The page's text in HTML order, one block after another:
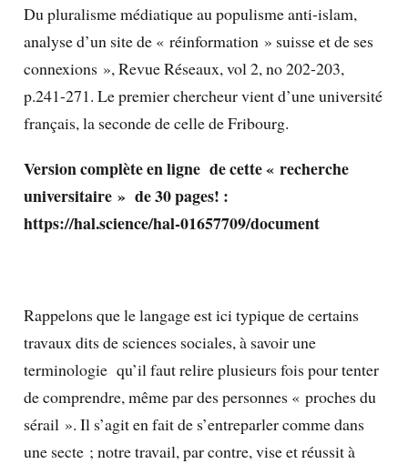
Du pluralisme médiatique au populisme anti-islam,
analyse d’un site de « réinformation » suisse et de ses
connexions », Revue Réseaux, vol 2, no 202-203,
p.241-271. Le premier chercheur vient d’une université
français, la seconde de celle de Fribourg.
Version complète en ligne de cette « recherche
universitaire » de 30 pages! :
https://hal.science/hal-01657709/document
Rappelons que le langage est ici typique de certains
travaux dits de sciences sociales, à savoir une
terminologie qu’il faut relire plusieurs fois pour tenter
de comprendre, même par des personnes « proches du
sérail ». Il s’agit en fait de s’entreparler comme dans
une secte ; notre travail, par contre, vise et réussit à